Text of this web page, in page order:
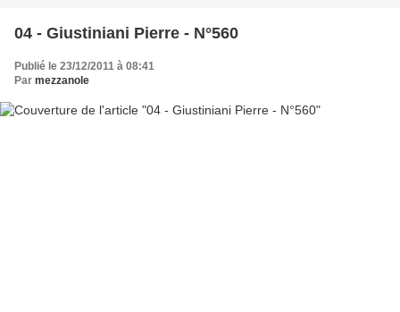
04 - Giustiniani Pierre - N°560
Publié le 23/12/2011 à 08:41
Par mezzanole